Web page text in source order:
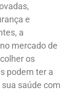
e
a
mercado de
os
podem ter a
saúde com